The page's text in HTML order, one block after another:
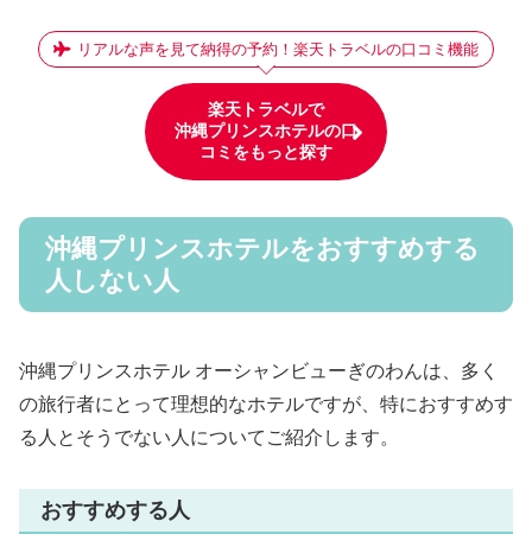
リアルな声を見て納得の予約！楽天トラベルの口コミ機能
楽天トラベルで
沖縄プリンスホテルの口
コミをもっと探す
沖縄プリンスホテルをおすすめする
人しない人
沖縄プリンスホテル オーシャンビューぎのわんは、多く
の旅行者にとって理想的なホテルですが、特におすすめす
る人とそうでない人についてご紹介します。
おすすめする人